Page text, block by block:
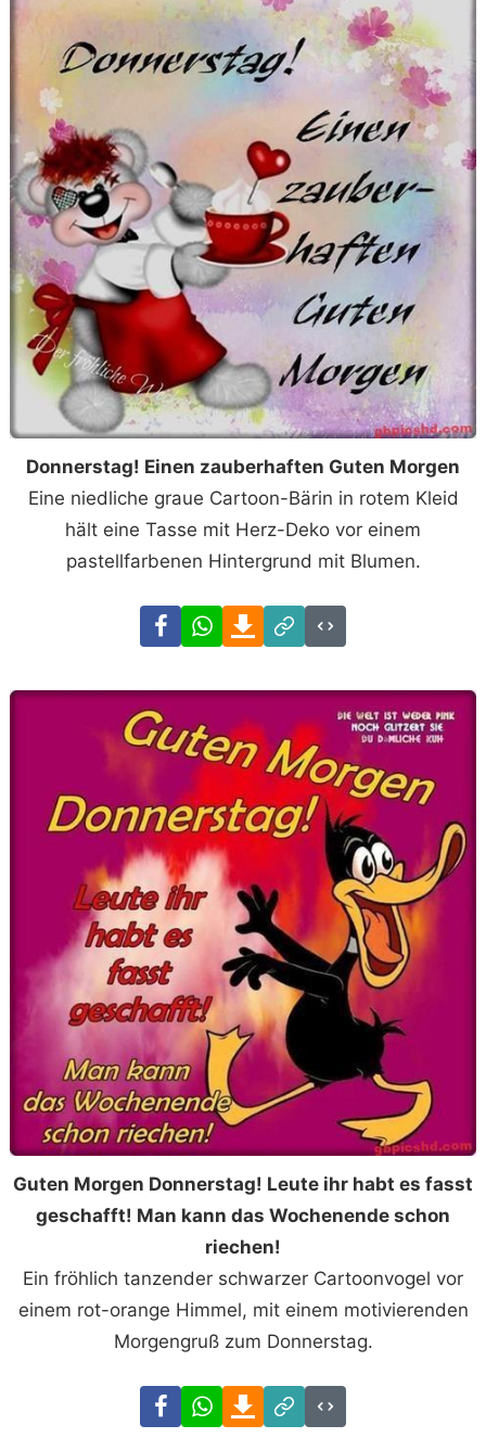
Donnerstag! Einen zauberhaften Guten Morgen
Eine niedliche graue Cartoon-Bärin in rotem Kleid
hält eine Tasse mit Herz-Deko vor einem
pastellfarbenen Hintergrund mit Blumen.
FacebookWhatsAppDownload
Link
Code
Guten Morgen Donnerstag! Leute ihr habt es fasst
geschafft! Man kann das Wochenende schon
riechen!
Ein fröhlich tanzender schwarzer Cartoonvogel vor
einem rot-orange Himmel, mit einem motivierenden
Morgengruß zum Donnerstag.
FacebookWhatsAppDownload
Link
Code